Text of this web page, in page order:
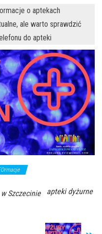
o aptekach
ale warto sprawdzić
do apteki
Szczecinie
apteki dyżurne